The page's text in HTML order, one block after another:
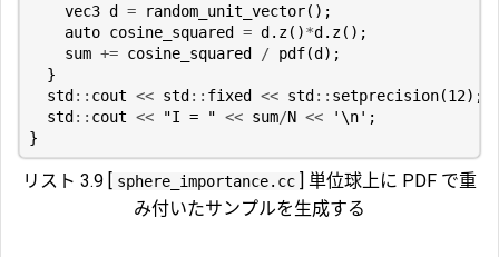
vec3 d = random_unit_vector();
auto cosine_squared = d . z()*d . z();
sum += cosine_squared / pdf(d );
}
std :: cout << std :: fixed << std :: setprecision(12);
std :: cout << "I = " << sum/N << '\n' ;
}
リスト 3.9 [ sphere_importance.cc ] 単位球上に PDF で重
み付いたサンプルを生成する